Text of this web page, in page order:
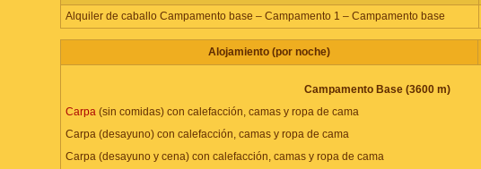
Alquiler de caballo Campamento base – Campamento 1 – Campamento base
Alojamiento (por noche)
Campamento Base (3600 m)
Carpa (sin comidas) con calefacción, camas y ropa de cama
Carpa (desayuno) con calefacción, camas y ropa de cama
Carpa (desayuno y cena) con calefacción, camas y ropa de cama